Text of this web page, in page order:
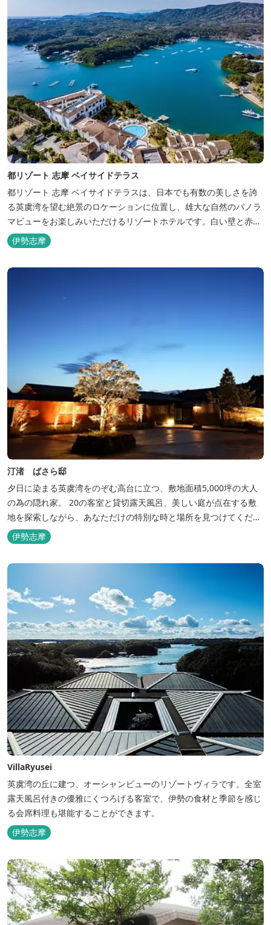
都リゾート 志摩 ベイサイドテラス
都リゾート 志摩 ベイサイドテラスは、日本でも有数の美しさを誇
る英虞湾を望む絶景のロケーションに位置し、雄大な自然のパノラ
マビューをお楽しみいただけるリゾートホテルです。白い壁と赤瓦
の屋根が連なる外観が印象的で、開放的なスパニッシュスタイルを
取り入れた建築美は陽気で自由な寛ぎを感じさせ、まるで異国に足
伊勢志摩
汀渚 ばさら邸
夕日に染まる英虞湾をのぞむ高台に立つ、敷地面積5,000坪の大人
の為の隠れ家。 20の客室と貸切露天風呂、美しい庭が点在する敷
地を探索しながら、あなただけの特別な時と場所を見つけてくださ
い。
伊勢志摩
VillaRyusei
英虞湾の丘に建つ、オーシャンビューのリゾートヴィラです。全室
露天風呂付きの優雅にくつろげる客室で、伊勢の食材と季節を感じ
る会席料理も堪能することができます。
伊勢志摩